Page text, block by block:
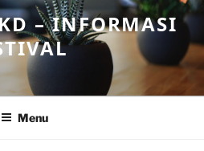
– INFORMASI
Menu